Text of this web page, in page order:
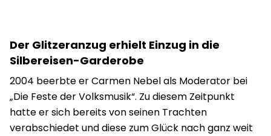
Der Glitzeranzug erhielt Einzug in die
Silbereisen-Garderobe
2004 beerbte er Carmen Nebel als Moderator bei
„Die Feste der Volksmusik“. Zu diesem Zeitpunkt
hatte er sich bereits von seinen Trachten
verabschiedet und diese zum Glück nach ganz weit